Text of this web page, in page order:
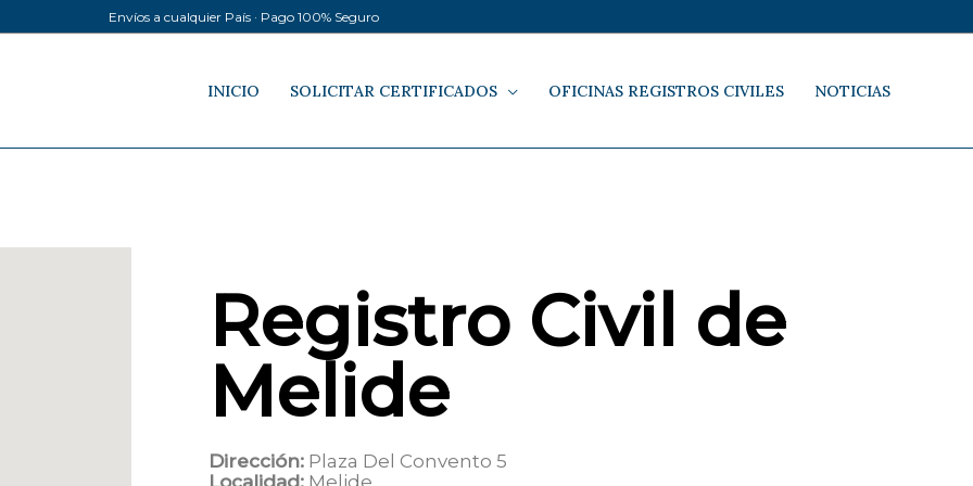
Envíos a cualquier País · Pago 100% Seguro
INICIO SOLICITAR CERTIFICADOS OFICINAS REGISTROS CIVILES NOTICIAS
Registro Civil de
Melide
Dirección: Plaza Del Convento 5
Localidad: Melide